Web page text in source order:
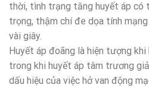
thời, tình trạng tăng huyết áp có
trọng, thậm chí đe dọa tính
vài giây.
Huyết áp đoãng là hiện tượng
trong khi huyết áp tâm trương
dấu hiệu của việc hở van động